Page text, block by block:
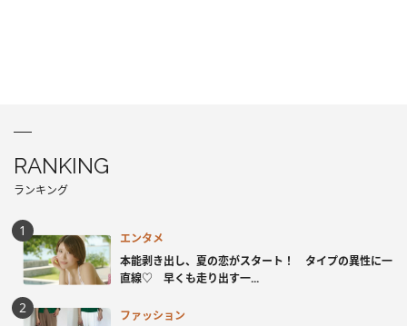
RANKING
ランキング
エンタメ
本能剥き出し、夏の恋がスタート！ タイプの異性に一
直線♡ 早くも走り出す一...
ファッション